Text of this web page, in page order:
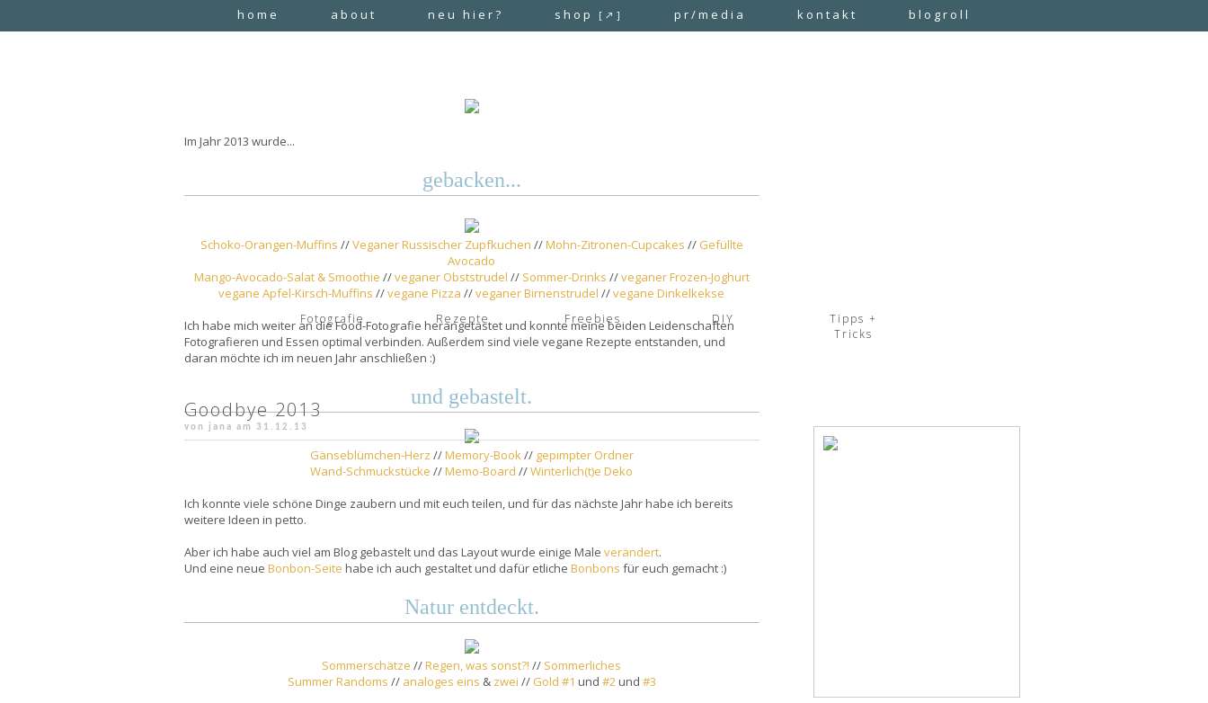
home about neu hier? shop [↗] pr/media kontakt blogroll
Fotografie Rezepte Freebies DIY
Tipps +
Tricks
Goodbye 2013
von jana am 31.12.13
Im Jahr 2013 wurde...
gebacken...
Schoko-Orangen-Muffins //Veganer Russischer Zupfkuchen //Mohn-Zitronen-Cupcakes // Gefüllte
Avocado
Mango-Avocado-Salat & Smoothie //veganer Obststrudel // Sommer-Drinks //veganer Frozen-Joghurt
vegane Apfel-Kirsch-Muffins //vegane Pizza //veganer Birnenstrudel //vegane Dinkelkekse
Ich habe mich weiter an die Food-Fotografie herangetastet und konnte meine beiden Leidenschaften
Fotografieren und Essen optimal verbinden. Außerdem sind viele vegane Rezepte entstanden, und
daran möchte ich im neuen Jahr anschließen :)
und gebastelt.
Gänseblümchen-Herz //Memory-Book// gepimpter Ordner
Wand-Schmuckstücke //Memo-Board //Winterlich(t)e Deko
Ich konnte viele schöne Dinge zaubern und mit euch teilen, und für das nächste Jahr habe ich bereits
weitere Ideen in petto.
Aber ich habe auch viel am Blog gebastelt und das Layout wurde einige Male verändert.
Und eine neue Bonbon-Seite habe ich auch gestaltet und dafür etliche Bonbons für euch gemacht :)
Natur entdeckt.
Sommerschätze //Regen, was sonst?! // Sommerliches
Summer Randoms // analoges eins & zwei // Gold #1 und #2und #3